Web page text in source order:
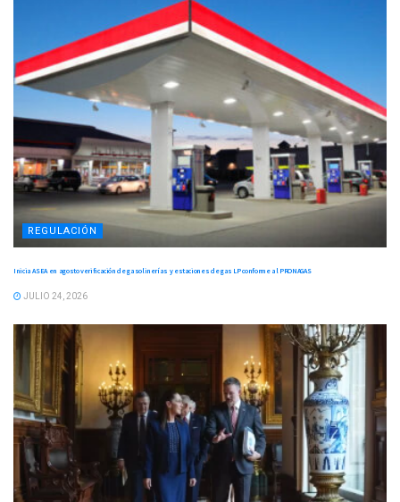
REGULACIÓN
Inicia ASEA en agosto verificación de gasolinerías y estaciones de gas LP conforme al PRONAGAS
JULIO 24, 2026